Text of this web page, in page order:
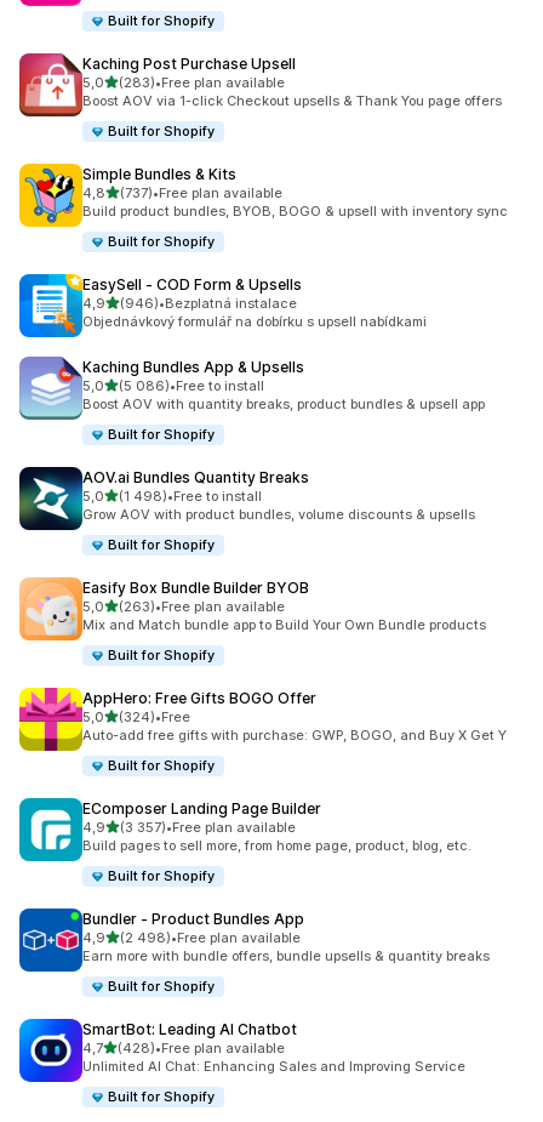
Built for Shopify
Kaching Post Purchase Upsell
5,0z 5 hvězd
(283)
Celkový počet recenzí: 283
•Free plan available
Boost AOV via 1-click Checkout upsells & Thank You page offers
Built for Shopify
Simple Bundles & Kits
4,8z 5 hvězd
(737)
Celkový počet recenzí: 737
•Free plan available
Build product bundles, BYOB, BOGO & upsell with inventory sync
Built for Shopify
EasySell ‑ COD Form & Upsells
4,9z 5 hvězd
(946)
Celkový počet recenzí: 946
•Bezplatná instalace
Objednávkový formulář na dobírku s upsell nabídkami
Kaching Bundles App & Upsells
5,0z 5 hvězd
(5 086)
Celkový počet recenzí: 5086
•Free to install
Boost AOV with quantity breaks, product bundles & upsell app
Built for Shopify
AOV.ai Bundles Quantity Breaks
5,0z 5 hvězd
(1 498)
Celkový počet recenzí: 1498
•Free to install
Grow AOV with product bundles, volume discounts & upsells
Built for Shopify
Easify Box Bundle Builder BYOB
5,0z 5 hvězd
(263)
Celkový počet recenzí: 263
•Free plan available
Mix and Match bundle app to Build Your Own Bundle products
Built for Shopify
AppHero: Free Gifts BOGO Offer
5,0z 5 hvězd
(324)
Celkový počet recenzí: 324
•Free
Auto-add free gifts with purchase: GWP, BOGO, and Buy X Get Y
Built for Shopify
EComposer Landing Page Builder
4,9z 5 hvězd
(3 357)
Celkový počet recenzí: 3357
•Free plan available
Build pages to sell more, from home page, product, blog, etc.
Built for Shopify
Bundler ‑ Product Bundles App
4,9z 5 hvězd
(2 498)
Celkový počet recenzí: 2498
•Free plan available
Earn more with bundle offers, bundle upsells & quantity breaks
Built for Shopify
SmartBot: Leading AI Chatbot
4,7z 5 hvězd
(428)
Celkový počet recenzí: 428
•Free plan available
Unlimited AI Chat: Enhancing Sales and Improving Service
Built for Shopify